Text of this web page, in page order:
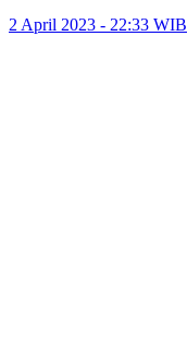
2 April 2023 - 22:33 WIB